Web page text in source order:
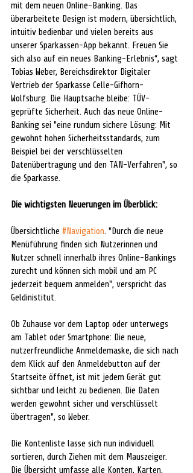
mit dem neuen Online-Banking. Das
überarbeitete Design ist modern, übersichtlich,
intuitiv bedienbar und vielen bereits aus
unserer Sparkassen-App bekannt. Freuen Sie
sich also auf ein neues Banking-Erlebnis“, sagt
Tobias Weber, Bereichsdirektor Digitaler
Vertrieb der Sparkasse Celle-Gifhorn-
Wolfsburg. Die Hauptsache bleibe: TÜV-
geprüfte Sicherheit. Auch das neue Online-
Banking sei "eine rundum sichere Lösung: Mit
gewohnt hohen Sicherheitsstandards, zum
Beispiel bei der verschlüsselten
Datenübertragung und den TAN-Verfahren", so
die Sparkasse.
Die wichtigsten Neuerungen im Überblick:
Übersichtliche #Navigation. "Durch die neue
Menüführung finden sich Nutzerinnen und
Nutzer schnell innerhalb ihres Online-Bankings
zurecht und können sich mobil und am PC
jederzeit bequem anmelden", verspricht das
Geldinistitut.
Ob Zuhause vor dem Laptop oder unterwegs
am Tablet oder Smartphone: Die neue,
nutzerfreundliche Anmeldemaske, die sich nach
dem Klick auf den Anmeldebutton auf der
Startseite öffnet, ist mit jedem Gerät gut
sichtbar und leicht zu bedienen. Die Daten
werden gewohnt sicher und verschlüsselt
übertragen", so Weber.
Die Kontenliste lasse sich nun individuell
sortieren, durch Ziehen mit dem Mauszeiger.
Die Übersicht umfasse alle Konten, Karten,